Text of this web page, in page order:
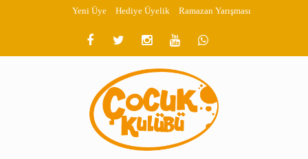
Yeni Üye Hediye Üyelik Ramazan Yarışması